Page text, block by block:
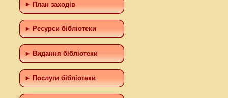
План заходів
Ресурси бібліотеки
Видання бібліотеки
Послуги бібліотеки